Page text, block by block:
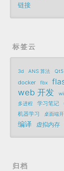
链接
标签云
3d ANS 算法 Qt5
docker fbx
web 开发
多进程
学习笔记
机器学习 桌面端
编译 虚拟内存
归档